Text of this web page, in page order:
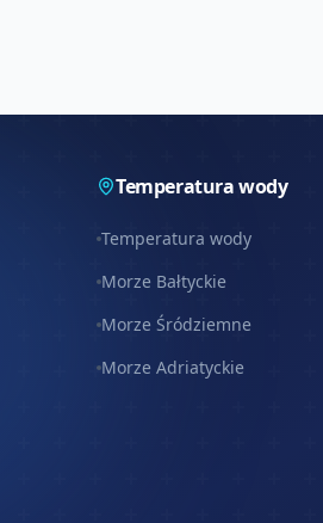
Temperatura wody
Temperatura wody
Morze Bałtyckie
Morze Śródziemne
Morze Adriatyckie